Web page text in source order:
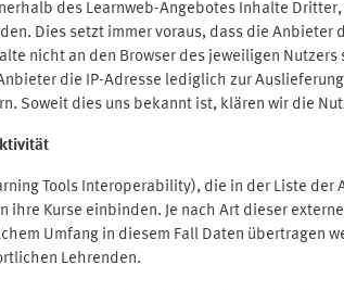
des Learnweb-Angebotes Inhalte
Dies setzt immer voraus, dass die
nicht an den Browser des jeweiligen
die IP-Adresse lediglich zur
Soweit dies uns bekannt ist, klären wir die
Tools Interoperability), die in der Liste
Kurse einbinden. Je nach Art dieser
Umfang in diesem Fall Daten
Lehrenden.